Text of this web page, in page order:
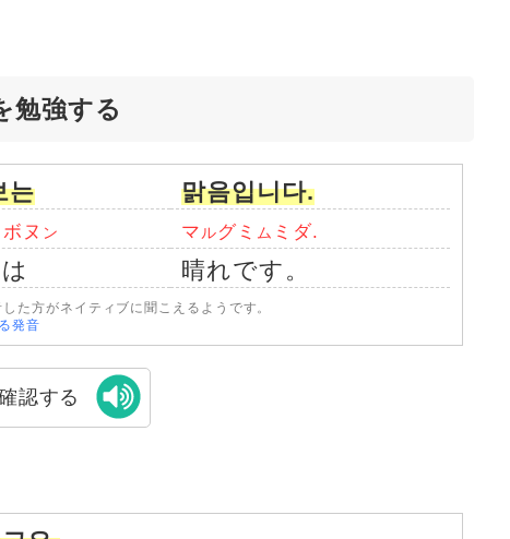
勉強する
는 맑음입니다.
ヌ ン マ ルグミ ム ミダ.
晴れです。
た方がネイティブに聞こえるようです。
発音
認する